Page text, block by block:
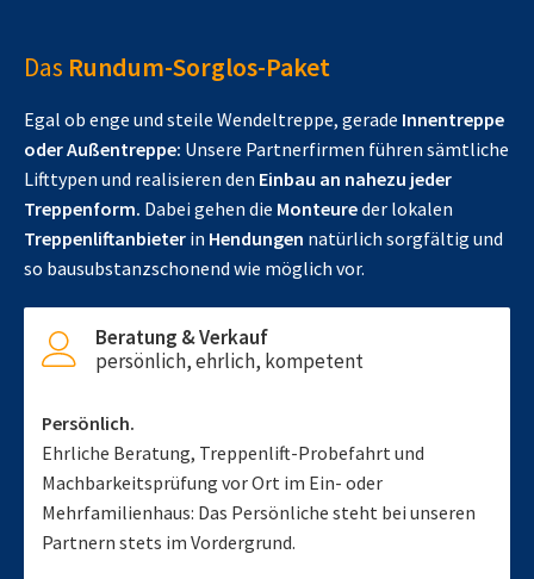
Das Rundum-Sorglos-Paket
Egal ob enge und steile Wendeltreppe, gerade Innentreppe
oder Außentreppe: Unsere Partnerfirmen führen sämtliche
Lifttypen und realisieren den Einbau an nahezu jeder
Treppenform. Dabei gehen die Monteureder lokalen
Treppenliftanbieter in Hendungen natürlich sorgfältig und
so bausubstanzschonend wie möglich vor.
Beratung & Verkauf
persönlich, ehrlich, kompetent
Persönlich.
Ehrliche Beratung, Treppenlift-Probefahrt und
Machbarkeitsprüfung vor Ort im Ein- oder
Mehrfamilienhaus: Das Persönliche steht bei unseren
Partnern stets im Vordergrund.